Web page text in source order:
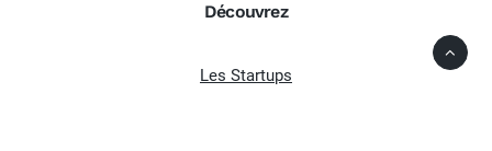
Découvrez
Les Startups